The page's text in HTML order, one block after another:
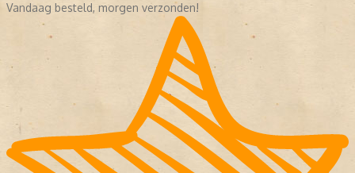
Vandaag besteld, morgen verzonden!